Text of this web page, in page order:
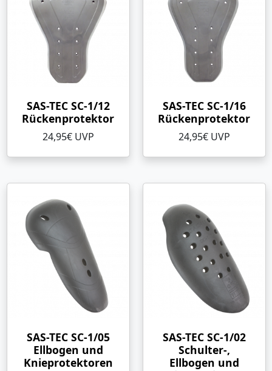
SAS-TEC SC-1/12
Rückenprotektor
24,95€ UVP
SAS-TEC SC-1/16
Rückenprotektor
24,95€ UVP
SAS-TEC SC-1/05
Ellbogen und
Knieprotektoren
SAS-TEC SC-1/02
Schulter-,
Ellbogen und